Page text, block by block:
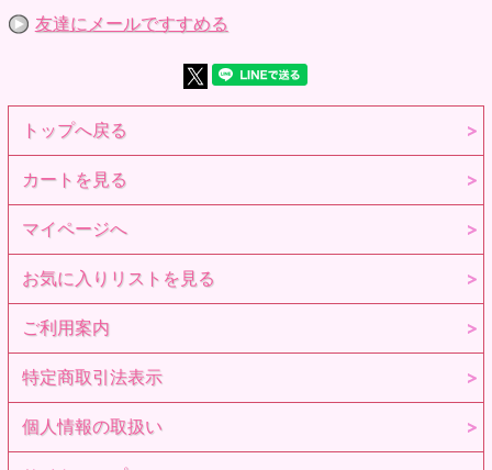
友達にメールですすめる
トップへ戻る
カートを見る
マイページへ
お気に入りリストを見る
ご利用案内
特定商取引法表示
個人情報の取扱い